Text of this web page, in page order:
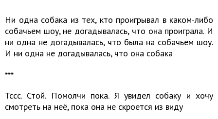
Ни одна собака из тех, кто проигрывал в каком-либо
собачьем шоу, не догадывалась, что она проиграла. И
ни одна не догадывалась, что была на собачьем шоу.
И ни одна не догадывалась, что она собака
​​​​​​​***
Тссс. Стой. Помолчи пока. Я увидел собаку и хочу
смотреть на неё, пока она не скроется из виду